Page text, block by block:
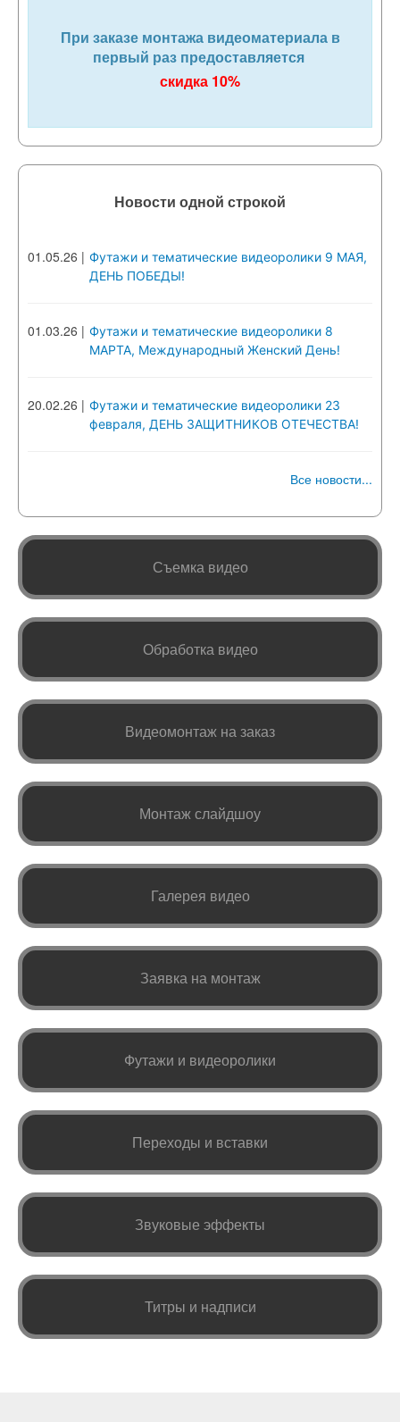
При заказе монтажа видеоматериала в
первый раз предоставляется
скидка 10%
Новости одной строкой
01.05.26 | Футажи и тематические видеоролики 9 МАЯ,
ДЕНЬ ПОБЕДЫ!
01.03.26 | Футажи и тематические видеоролики 8
МАРТА, Международный Женский День!
20.02.26 | Футажи и тематические видеоролики 23
февраля, ДЕНЬ ЗАЩИТНИКОВ ОТЕЧЕСТВА!
Все новости...
Съемка видео
Обработка видео
Видеомонтаж на заказ
Монтаж слайдшоу
Галерея видео
Заявка на монтаж
Футажи и видеоролики
Переходы и вставки
Звуковые эффекты
Титры и надписи